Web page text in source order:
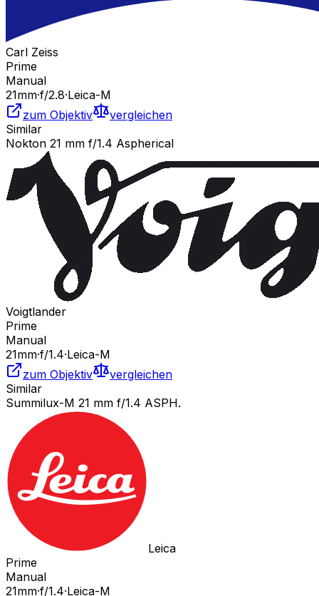
Carl Zeiss
Prime
Manual
21mm·f/2.8·Leica-M
zum Objektiv
vergleichen
Similar
Nokton 21 mm f/1.4 Aspherical
Voigtlander
Prime
Manual
21mm·f/1.4·Leica-M
zum Objektiv
vergleichen
Similar
Summilux-M 21 mm f/1.4 ASPH.
Leica
Prime
Manual
21mm·f/1.4·Leica-M